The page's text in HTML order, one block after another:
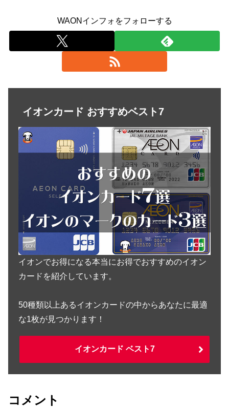
WAONインフォをフォローする
イオンカード おすすめベスト7
イオンでお得になる本当にお得でおすすめのイオン
カードを紹介しています。
50種類以上あるイオンカードの中からあなたに最適
な1枚が見つかります！
イオンカード ベスト7
コメント